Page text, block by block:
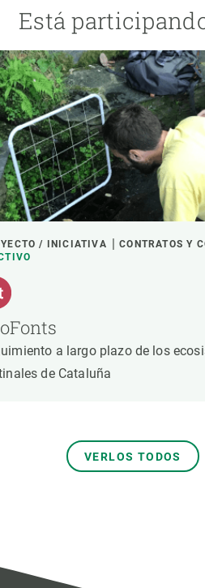
Está
/ INICIATIVA
CONTRATOS Y
a largo plazo de los
de Cataluña
VERLOS TODOS